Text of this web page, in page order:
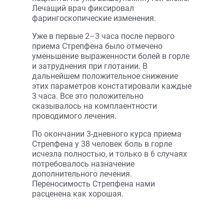
Лечащий врач фиксировал
фарингоскопические изменения.
Уже в первые 2–3 часа после первого
приема Стрепфена было отмечено
уменьшение выраженности болей в горле
и затруднения при глотании. В
дальнейшем положительное снижение
этих параметров констатировали каждые
3 часа. Все это положительно
сказывалось на комплаентности
проводимого лечения.
По окончании 3-дневного курса приема
Стрепфена у 38 человек боль в горле
исчезла полностью, и только в 6 случаях
потребовалось назначение
дополнительного лечения.
Переносимость Стрепфена нами
расценена как хорошая.